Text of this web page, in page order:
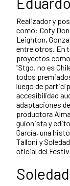
Realizador y
como: Coty
Leighton,
entre otros. En
proyectos como
"Stgo. no es
todos
luego de
accesibilidad
adaptaciones
productora
guionista y
García, una
Talloni y
oficial del